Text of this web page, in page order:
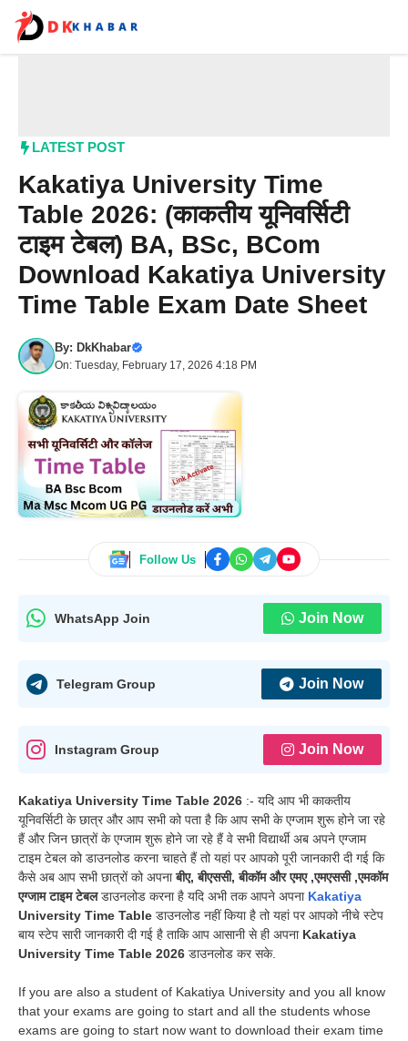
content
LATEST POST
Kakatiya University Time
Table 2026: (काकतीय यूनिवर्सिटी
टाइम टेबल) BA, BSc, BCom
Download Kakatiya University
Time Table Exam Date Sheet
By: DkKhabar
On: Tuesday, February 17, 2026 4:18 PM
Follow Us
WhatsApp Join Join Now
Telegram Group Join Now
Instagram Group Join Now
Kakatiya University Time Table 2026 :- यदि आप भी काकतीय
यूनिवर्सिटी के छात्र और आप सभी को पता है कि आप सभी के एग्जाम शुरू होने जा रहे
हैं और जिन छात्रों के एग्जाम शुरू होने जा रहे हैं वे सभी विद्यार्थी अब अपने एग्जाम
टाइम टेबल को डाउनलोड करना चाहते हैं तो यहां पर आपको पूरी जानकारी दी गई कि
कैसे अब आप सभी छात्रों को अपनाबीए, बीएससी, बीकॉम और एमए ,एमएससी ,एमकॉम
एग्जाम टाइम टेबलडाउनलोड करना है यदि अभी तक आपने अपना Kakatiya
University Time Table डाउनलोड नहीं किया है तो यहां पर आपको नीचे स्टेप
बाय स्टेप सारी जानकारी दी गई है ताकि आप आसानी से ही अपना Kakatiya
University Time Table 2026 डाउनलोड कर सके.
If you are also a student of Kakatiya University and you all know
that your exams are going to start and all the students whose
exams are going to start now want to download their exam time